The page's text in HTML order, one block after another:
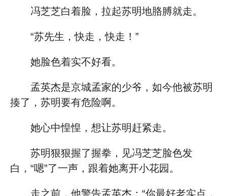
冯芝芝白着脸，拉起苏明地胳膊就走。
“苏先生，快走，快走！”
她脸色着实不好看。
孟英杰是京城孟家的少爷，如今他被苏明
揍了，苏明要有危险啊。
她心中惶惶，想让苏明赶紧走。
苏明狠狠握了握拳，见冯芝芝脸色发
白，“嗯”了一声，跟着她离开小花园。
走之前，他警告孟英杰：“你最好老实点，